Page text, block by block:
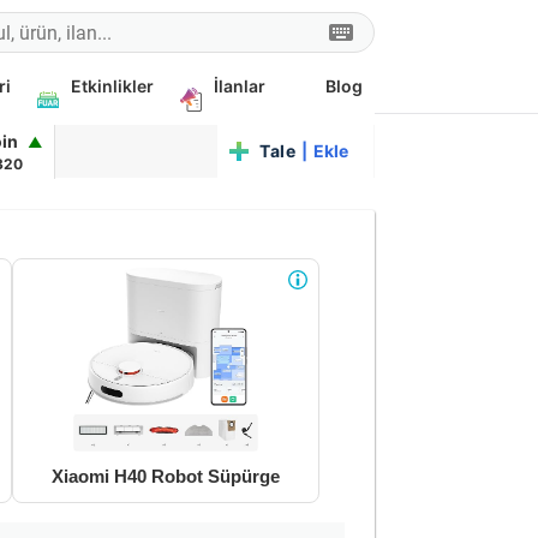
Etkinlikler İlanlar Blog
▲
Talep | Ekle
Xiaomi H40 Robot Süpürge